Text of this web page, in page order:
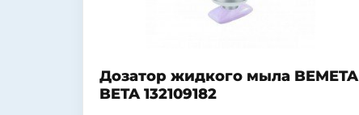
Дозатор жидкого мыла BEMETA
BETA 132109182